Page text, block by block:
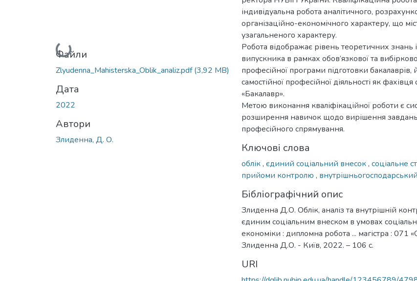
Вантажиться...
Файли
Zlyudenna_Мahisterska_Oblik_analiz.pdf(3,92 MB)
Дата
2022
Автори
Злиденна, Д. О.
індивідуальна робота аналітичного,
організаційно-економічного характеру, що
узагальненого характеру.
Робота відображає рівень теоретичних знань
випускника в рамках обов’язкової та
професійної програми підготовки бакалаврів,
самостійної професійної діяльності як
«Бакалавр».
Метою виконання кваліфікаційної роботи є
розширення навичок щодо вирішення
професійного спрямування.
Ключові слова
облік, єдиний соціальний внесок, соціальне
прийоми контролю ,
Бібліографічний опис
Злиденна Д.О. Облік, аналіз та внутрішній
єдиним соціальним внеском в умовах
економіки : дипломна робота ... магістра : 071
Злиденна Д.О. - Київ, 2022. – 106 с.
URI